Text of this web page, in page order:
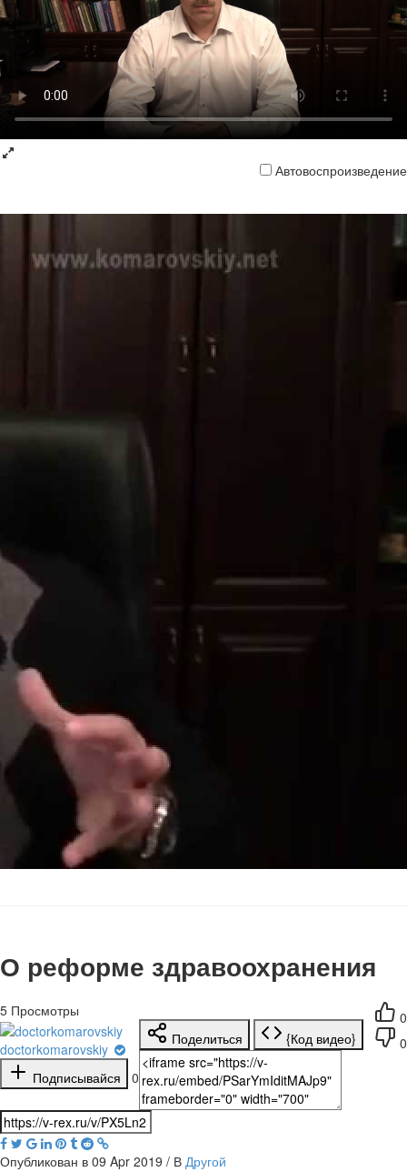
Автовоспроизведение
О реформе здравоохранения
0
0
5 Просмотры
doctorkomarovskiy
Подписывайся
0
Поделиться {Код видео}
Опубликован в 09 Apr 2019 / В Другой